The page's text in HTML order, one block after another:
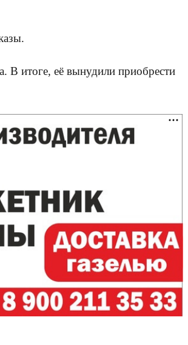
В итоге, её вынудили приобрести